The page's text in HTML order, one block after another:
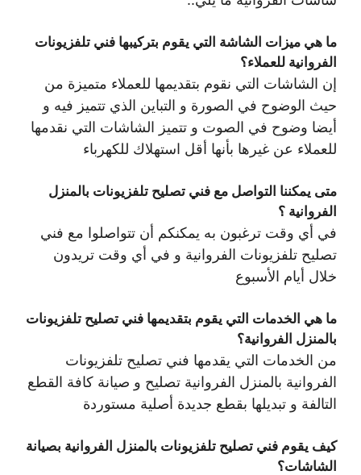
ما هي ميزات الشاشة التي يقوم بتركيبها فني تلفزيونات
الفروانية للعملاء؟
إن الشاشات التي نقوم بتقديمها للعملاء متميزة من
حيث الوضوح في الصورة و التباين الذي تتميز فيه و
أيضا وضوح في الصوت و تتميز الشاشات التي نقدمها
للعملاء عن غيرها بأنها أقل استهلاك للكهرباء
متى يمكننا التواصل مع فني تصليح تلفزيونات بالمنزل
الفروانية ؟
في أي وقت ترغبون به يمكنكم أن تتواصلوا مع فني
تصليح تلفزيونات الفروانية و في أي وقت تريدون
خلال أيام الأسبوع
ما هي الخدمات التي يقوم بتقديمها فني تصليح تلفزيونات
بالمنزل الفروانية؟
من الخدمات التي يقدمها فني تصليح تلفزيونات
الفروانية بالمنزل الفروانية تصليح و صيانة كافة القطع
التالفة و تبديلها بقطع جديدة أصلية مستوردة
كيف يقوم فني تصليح تلفزيونات بالمنزل الفروانية بصيانة
الشاشات؟